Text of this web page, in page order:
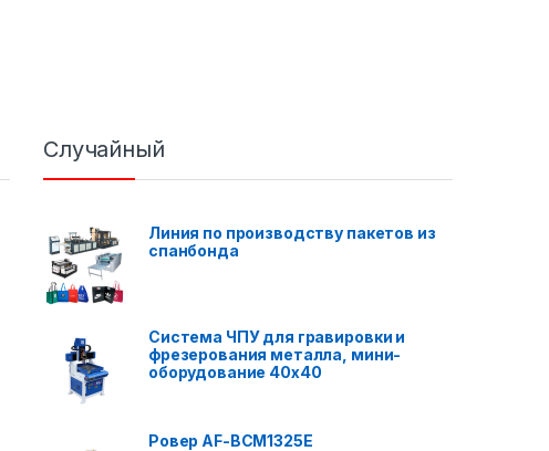
Случайный
Линия по производству пакетов из
спанбонда
Система ЧПУ для гравировки и
фрезерования металла, мини-
оборудование 40x40
Ровер AF-BCM1325E